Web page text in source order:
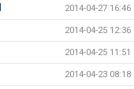
2014-04-27 16:46
2014-04-25 12:36
2014-04-25 11:51
2014-04-23 08:18